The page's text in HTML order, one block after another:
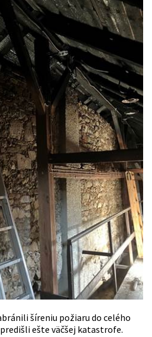
šíreniu požiaru do celého
ešte väčšej katastrofe.